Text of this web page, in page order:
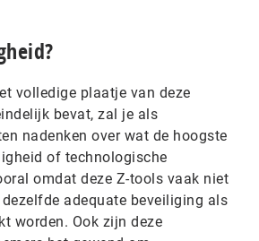
volledige plaatje van deze
bevat, zal je als
nadenken over wat de hoogste
of technologische
omdat deze Z-tools vaak niet
adequate beveiliging als
worden. Ook zijn deze